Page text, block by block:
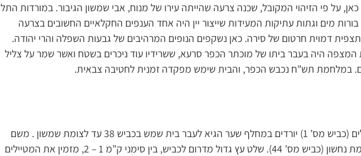
כאן, על פי הזיהוי המקובל, שכנה צרעה שהייתה עירו של מנוח, אבי שמשון הגיבור. במורדות התל
מים וגתות עתיקות המעידות שייצור יין היה אחד הענפים החקלאיים החשובים בצרעה
דמוית חרטום של סירה. כאן נשקפים הנופים המרהיבים של גבעות השפלה והרי יהודה.
היה בעבר ביתו של מוכתר הכפר סרעא, ששרידיו עוד ניכרים בשטח ואשר שמר על צליל
במלחמת תש”ח נכבש הכפר, והבית שימש מפקדה זמנית לחטיבה צבאית.
מכביש תל-אביב ירושלים (כביש מס’ 1) יורדים במחלף שער הגיא לעבר בית שמש בכביש 38 עד לצומת שמשון . משם
פונים בנסיעה לכיוון צומת נחשון (כביש מס’ 44). שלט עץ גדול מדרום לכביש, בין סימני ק”מ 1 – 2, מזמין את המטיילים